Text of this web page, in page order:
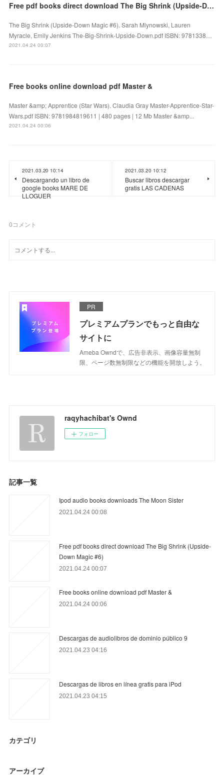
Free pdf books direct download The Big Shrink (Upside-Down Magic #6)
The Big Shrink (Upside-Down Magic #6). Sarah Mlynowski, Lauren
Myracle, Emily Jenkins The-Big-Shrink-Upside-Down.pdf ISBN: 9781338…
2021.04.24 00:07
Free books online download pdf Master &
Master &amp; Apprentice (Star Wars). Claudia Gray Master-Apprentice-Star-
Wars.pdf ISBN: 9781984819611 | 480 pages | 12 Mb Master &amp...
2021.04.24 00:06
2021.03.20 10:14
Descargando un libro de
google books MARE DE
LLOGUER
2021.03.20 10:12
Buscar libros descargar
gratis LAS CADENAS
0コメント
PR
プレミアムプランでもっと自由な
サイトに
Ameba Owndで、広告非表示、画像容量無制
限、ページ数無制限などの機能を開放しよう。
raqyhachibat's Ownd
フォロー
記事一覧
Ipod audio books downloads The Moon Sister
2021.04.24 00:08
Free pdf books direct download The Big Shrink (Upside-
Down Magic #6)
2021.04.24 00:07
Free books online download pdf Master &
2021.04.24 00:06
Descargas de audiolibros de dominio público 9
2021.04.23 04:16
Descargas de libros en línea gratis para iPod
2021.04.23 04:15
カテゴリ
アーカイブ